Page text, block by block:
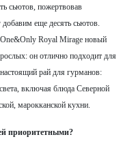
сьютов, пожертвовав
еще десять сьютов.
Royal Mirage новый
он отлично подходит для
рай для гурманов:
включая блюда Северной
марокканской кухни.
приоритетными?